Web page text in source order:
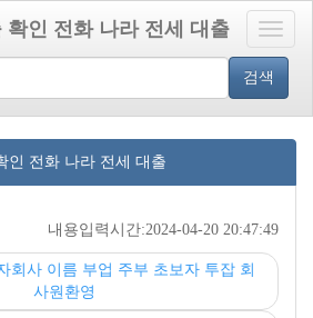
Toggle
인 전화 나라 전세 대출
검색
인 전화 나라 전세 대출
내용입력시간:2024-04-20 20:47:49
회사 이름 부업 주부 초보자 투잡 회
사원환영